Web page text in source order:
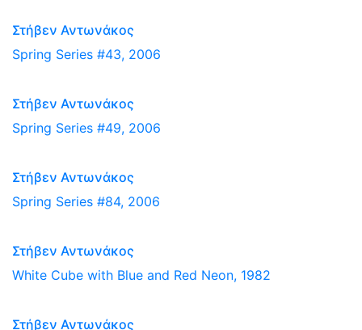
Στήβεν Αντωνάκος
Spring Series #43, 2006
Στήβεν Αντωνάκος
Spring Series #49, 2006
Στήβεν Αντωνάκος
Spring Series #84, 2006
Στήβεν Αντωνάκος
White Cube with Blue and Red Neon, 1982
Στήβεν Αντωνάκος